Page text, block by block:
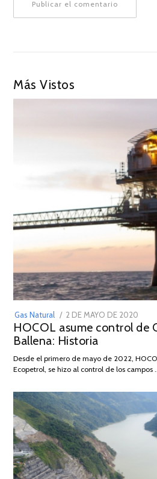
Más Vistos
Gas Natural
POSTED
ON
2 DE MAYO DE 2020
DE
2026
HOCOL asume control de
Ballena: Historia
Desde el primero de mayo de 2022,
Ecopetrol, se hizo al control de los campos